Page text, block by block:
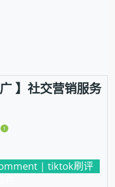
】社交营销服务
1
| tiktok刷评